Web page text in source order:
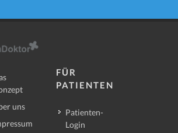
uns
FÜR
PATIENTEN
Patienten-
Login